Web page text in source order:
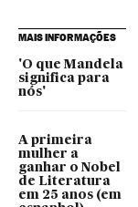
MAIS INFORMAÇÕES
'O que Mandela
significa para
nós'
A primeira
mulher a
ganhar o Nobel
de Literatura
em 25 anos (em